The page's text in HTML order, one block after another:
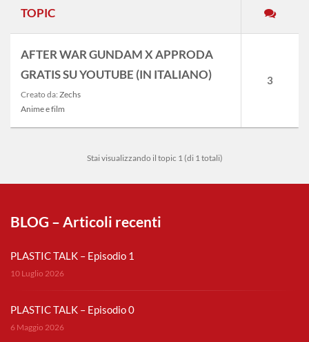
TOPIC
AFTER WAR GUNDAM X APPRODA
GRATIS SU YOUTUBE (IN ITALIANO)
Creato da: Zechs
Anime e film
3
Stai visualizzando il topic 1 (di 1 totali)
BLOG – Articoli recenti
PLASTIC TALK – Episodio 1
10 Luglio 2026
PLASTIC TALK – Episodio 0
6 Maggio 2026